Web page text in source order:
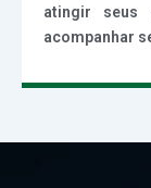
atingir seus
acompanhar